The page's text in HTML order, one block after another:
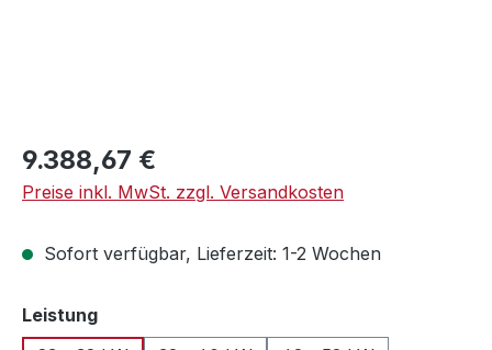
Regulärer Preis:
9.388,67 €
Preise inkl. MwSt. zzgl. Versandkosten
Sofort verfügbar, Lieferzeit: 1-2 Wochen
Leistungauswählen